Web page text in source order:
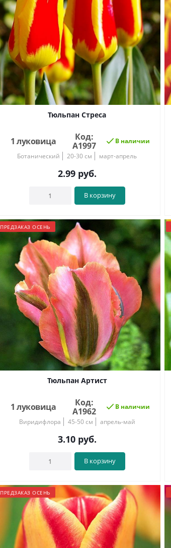
Тюльпан Стреса
1 луковица
Код:
А1997
В наличии
Ботанический
20-30 см март-апрель
2.99руб.
В корзину
ПРЕДЗАКАЗ ОСЕНЬ
Тюльпан Артист
1 луковица
Код:
А1962
В наличии
Виридифлора
45-50 см апрель-май
3.10руб.
В корзину
ПРЕДЗАКАЗ ОСЕНЬ